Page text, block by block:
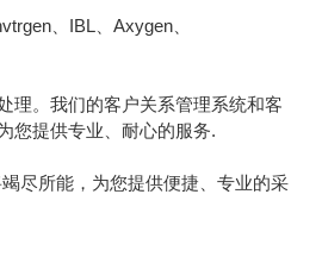
、IBL、Axygen、
理。我们的客户关系管理系统和客
您提供专业、耐心的服务.
尽所能，为您提供便捷、专业的采